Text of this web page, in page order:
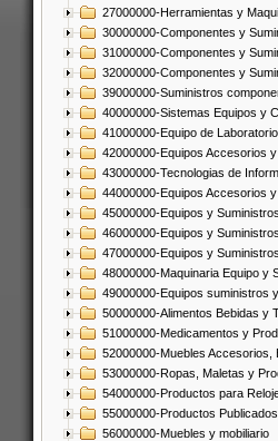
27000000-Herramientas y
30000000-Componentes y
31000000-Componentes y
32000000-Componentes y
39000000-Suministros
40000000-Sistemas Equipos y
41000000-Equipo de
42000000-Equipos Accesorios
43000000-Tecnologias de
44000000-Equipos Accesorios
45000000-Equipos y
46000000-Equipos y
47000000-Equipos y
48000000-Maquinaria Equipo y
49000000-Equipos suministros
50000000-Alimentos Bebidas y
51000000-Medicamentos y
52000000-Muebles
53000000-Ropas, Maletas y
54000000-Productos para
55000000-Productos Publicados
56000000-Muebles y mobiliario